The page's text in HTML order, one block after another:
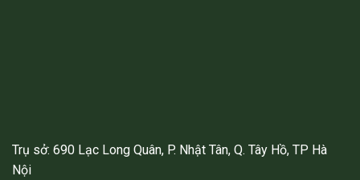
Trụ sở: 690 Lạc Long Quân, P. Nhật Tân, Q. Tây Hồ, TP Hà
Nội